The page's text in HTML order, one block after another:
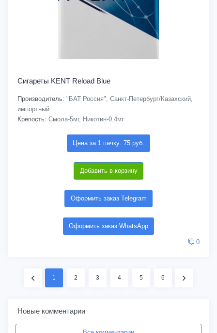
Сигареты KENT Reload Blue
Производитель: "БАТ Россия", Санкт-Петербург/Казахский,
импортный
Крепость: Смола-5мг, Никотин-0.4мг
Цена за 1 пачку: 75 руб.
Добавить в корзину
Оформить заказ Telegram
Оформить заказ WhatsApp
0
1 2 3 4 5 6
Новые комментарии